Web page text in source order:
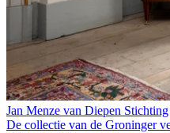
Jan Menze van Diepen Stichting
De collectie van de Groninger